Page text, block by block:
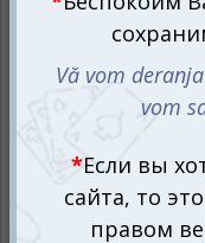
Скотланд Ярд –
механиками
перемещения.
Один из игроков
окончания игры
игроки
отправляются на